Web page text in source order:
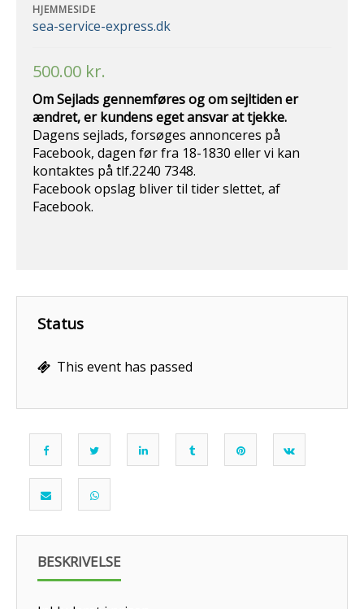
HJEMMESIDE
sea-service-express.dk
500.00 kr.
Om Sejlads gennemføres og om sejltiden er
ændret, er kundens eget ansvar attjekke.
Dagens sejlads, forsøges annonceres på
Facebook, dagen før fra 18-1830 eller vi kan
kontaktes på tlf.2240 7348.
Facebook opslag bliver til tider slettet, af
Facebook.
Status
This event has passed
BESKRIVELSE